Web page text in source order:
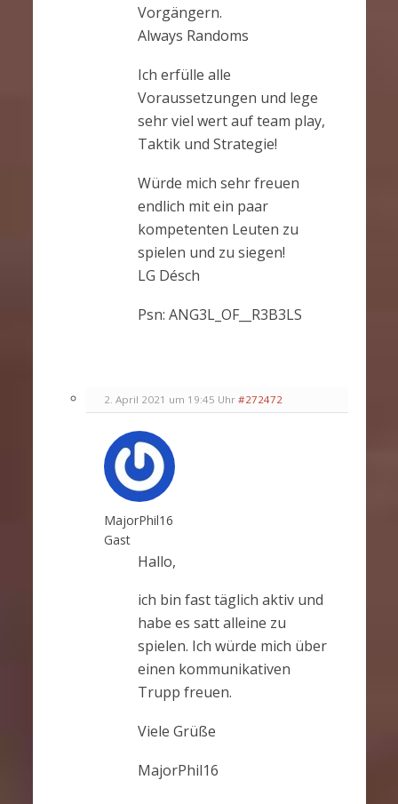
Vorgängern.
Always Randoms
Ich erfülle alle
Voraussetzungen und lege
sehr viel wert auf team play,
Taktik und Strategie!
Würde mich sehr freuen
endlich mit ein paar
kompetenten Leuten zu
spielen und zu siegen!
LG Désch
Psn: ANG3L_OF__R3B3LS
2. April 2021 um 19:45 Uhr #272472
MajorPhil16
Gast
Hallo,
ich bin fast täglich aktiv und
habe es satt alleine zu
spielen. Ich würde mich über
einen kommunikativen
Trupp freuen.
Viele Grüße
MajorPhil16